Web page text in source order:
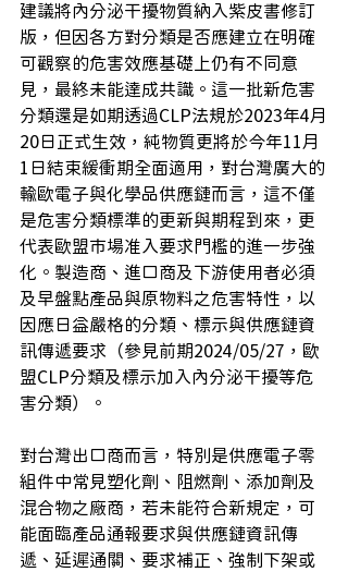
建議將內分泌干擾物質納入紫皮書修訂
版，但因各方對分類是否應建立在明確
可觀察的危害效應基礎上仍有不同意
見，最終未能達成共識。這一批新危害
分類還是如期透過CLP法規於2023年4月
20日正式生效，純物質更將於今年11月
1日結束緩衝期全面適用，對台灣廣大的
輸歐電子與化學品供應鏈而言，這不僅
是危害分類標準的更新與期程到來，更
代表歐盟市場准入要求門檻的進一步強
化。製造商、進口商及下游使用者必須
及早盤點產品與原物料之危害特性，以
因應日益嚴格的分類、標示與供應鏈資
訊傳遞要求（參見前期2024/05/27，歐
盟CLP分類及標示加入內分泌干擾等危
害分類）。
對台灣出口商而言，特別是供應電子零
組件中常見塑化劑、阻燃劑、添加劑及
混合物之廠商，若未能符合新規定，可
能面臨產品通報要求與供應鏈資訊傳
遞、延遲通關、要求補正、強制下架或